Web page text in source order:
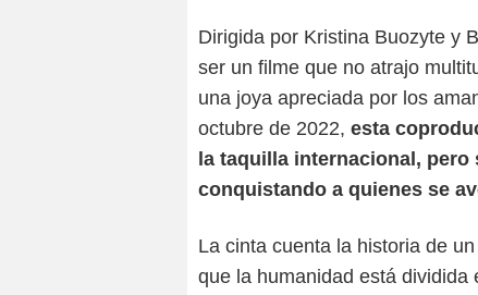
Dirigida por Kristina Buozyte y
ser un filme que no atrajo
una joya apreciada por los
octubre de 2022, esta
la taquilla internacional,
conquistando a quienes se
La cinta cuenta la historia de
que la humanidad está dividida